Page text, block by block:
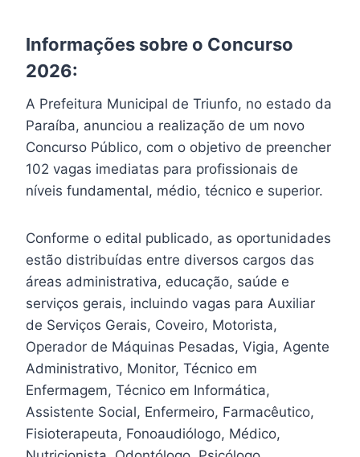
Informações sobre o Concurso
2026:
A Prefeitura Municipal de Triunfo, no estado da
Paraíba, anunciou a realização de um novo
Concurso Público, com o objetivo de preencher
102 vagas imediatas para profissionais de
níveis fundamental, médio, técnico e superior.
Conforme o edital publicado, as oportunidades
estão distribuídas entre diversos cargos das
áreas administrativa, educação, saúde e
serviços gerais, incluindo vagas para Auxiliar
de Serviços Gerais, Coveiro, Motorista,
Operador de Máquinas Pesadas, Vigia, Agente
Administrativo, Monitor, Técnico em
Enfermagem, Técnico em Informática,
Assistente Social, Enfermeiro, Farmacêutico,
Fisioterapeuta, Fonoaudiólogo, Médico,